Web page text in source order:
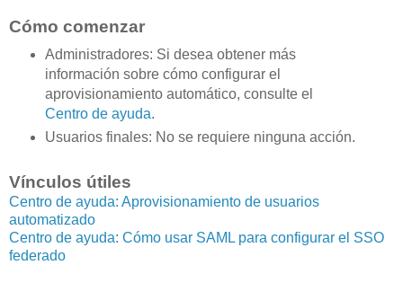
Cómo comenzar
Administradores: Si desea obtener más
información sobre cómo configurar el
aprovisionamiento automático, consulte el
Centro de ayuda.
Usuarios finales: No se requiere ninguna acción.
Vínculos útiles
Centro de ayuda: Aprovisionamiento de usuarios
automatizado
Centro de ayuda: Cómo usar SAML para configurar el SSO
federado